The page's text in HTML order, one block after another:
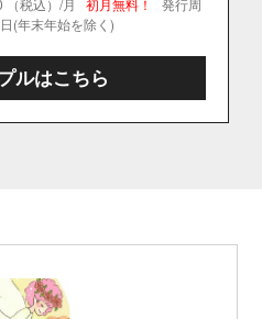
(年末年始を除く)
ルはこちら